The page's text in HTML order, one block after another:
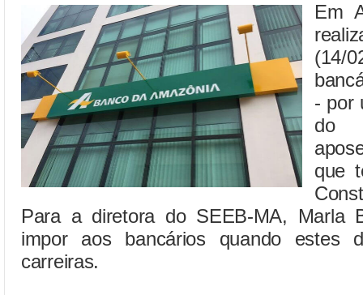
Em
- por
do
que
Para a diretora do SEEB-MA, Marla
impor aos bancários quando estes
carreiras.